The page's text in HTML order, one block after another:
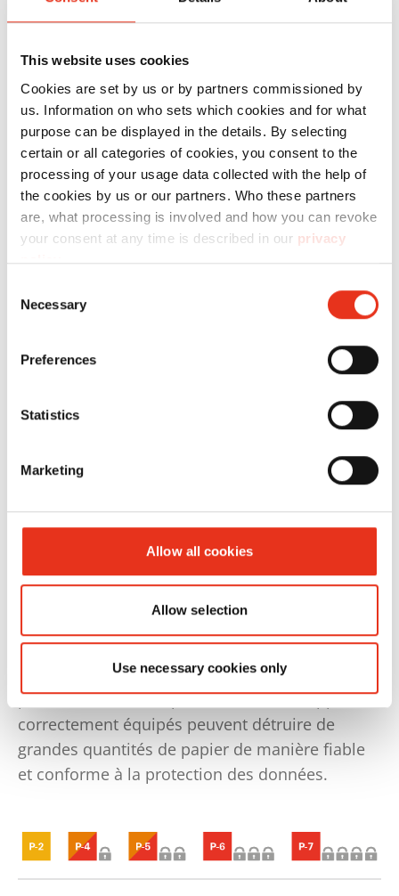
This website uses cookies
Cookies are set by us or by partners commissioned by
us. Information on who sets which cookies and for what
purpose can be displayed in the details. By selecting
certain or all categories of cookies, you consent to the
processing of your usage data collected with the help of
the cookies by us or our partners. Who these partners
are, what processing is involved and how you can revoke
your consent at any time is described in our privacy
policy.
Selection
Necessary
Preferences
Statistics
Marketing
Allow all cookies
Allow selection
Use necessary cookies only
générale : un destructeur par bureau et un autre
central pour le service des
3. Avec quoi : Appareils conformes
au RGPD pour la destruction des
documents dans l’administration
Les destructeurs de documents pour les
départementales doivent avoir un niveau de
norme DIN 66399 ou ISO/IEC 21964
et être
conformément à la norme DIN, en plus du
Pour la destruction des passeports, la nouvelle
(PassVwV) impose l’utilisation d’un destructeur
niveau de sécurité E-4 / P-5
garantir la destruction sécurisée de la puce
Lors du choix des destructeurs de documents
pour l’administration, il convient également de
prêter attention à la performance : les appareils
correctement équipés peuvent détruire de
grandes quantités de papier de manière fiable
et conforme à la protection des données.